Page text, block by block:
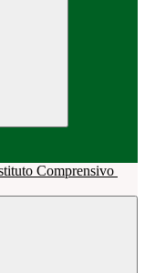
Comprensivo